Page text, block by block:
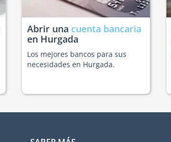
Abrir una cuenta bancaria
en Hurgada
Los mejores bancos para sus
necesidades en Hurgada.